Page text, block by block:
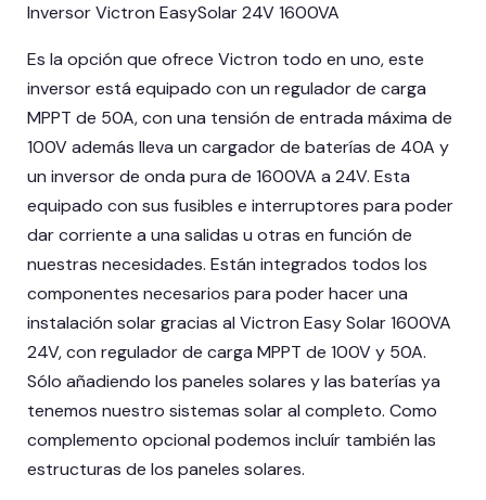
Inversor Victron EasySolar 24V 1600VA
Es la opción que ofrece Victron todo en uno, este
inversor está equipado con un regulador de carga
MPPT de 50A, con una tensión de entrada máxima de
100V además lleva un cargador de baterías de 40A y
un inversor de onda pura de 1600VA a 24V. Esta
equipado con sus fusibles e interruptores para poder
dar corriente a una salidas u otras en función de
nuestras necesidades. Están integrados todos los
componentes necesarios para poder hacer una
instalación solar gracias al Victron Easy Solar 1600VA
24V, con regulador de carga MPPT de 100V y 50A.
Sólo añadiendo los paneles solares y las baterías ya
tenemos nuestro sistemas solar al completo. Como
complemento opcional podemos incluír también las
estructuras de los paneles solares.